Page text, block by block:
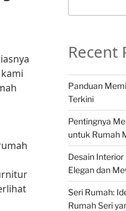
Recent
Panduan
Terkini
Pentingnya
untuk Rumah
Desain
Elegan dan
Seri Rumah:
Rumah Seri